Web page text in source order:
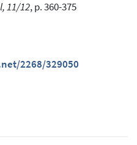
11/12, p. 360-375
2268/329050